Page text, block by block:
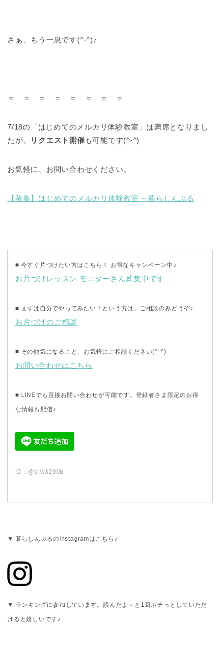
さぁ、もう一息です(^-^)♪
＝ ＝ ＝ ＝ ＝ ＝ ＝ ＝
7/18の「はじめてのメルカリ体験教室」は満席となりまし
たが、
リクエスト開催 も可能です(^-^)
お気軽に、お問い合わせください。
【募集】はじめてのメルカリ体験教室 – 暮らしんぷる
■ 今すぐ片づけたい方はこちら！ お得なキャンペーン中♪
お片づけレッスン モニターさん募集中です
■ まずは自分でやってみたい！という方は、ご相談のみどうぞ♪
お片づけのご相談
■ その他気になること、お気軽にご相談ください(^-^)
お問い合わせはこちら
■ LINEでも直接お問い合わせが可能です。登録者さま限定のお得
な情報も配信♪
ID：@eiw3290b
▼ 暮らしんぷるのInstagramはこちら♪
▼ ランキングに参加しています。読んだよ～と1回ポチっとしていただ
けると嬉しいです♪